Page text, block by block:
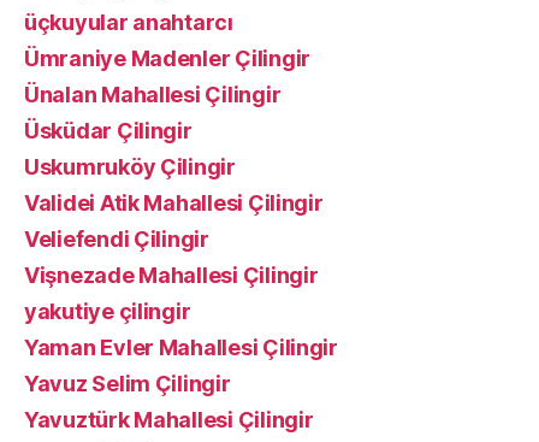
üçkuyular anahtarcı
Ümraniye Madenler Çilingir
Ünalan Mahallesi Çilingir
Üsküdar Çilingir
Uskumruköy Çilingir
Validei Atik Mahallesi Çilingir
Veliefendi Çilingir
Vişnezade Mahallesi Çilingir
yakutiye çilingir
Yaman Evler Mahallesi Çilingir
Yavuz Selim Çilingir
Yavuztürk Mahallesi Çilingir